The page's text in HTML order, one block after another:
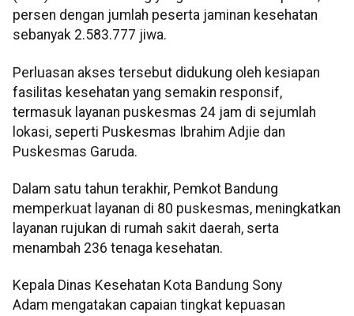
persen dengan jumlah peserta jaminan kesehatan
sebanyak 2.583.777 jiwa.
Perluasan akses tersebut didukung oleh kesiapan
fasilitas kesehatan yang semakin responsif,
termasuk layanan puskesmas 24 jam di sejumlah
lokasi, seperti Puskesmas Ibrahim Adjie dan
Puskesmas Garuda.
Dalam satu tahun terakhir, Pemkot Bandung
memperkuat layanan di 80 puskesmas, meningkatkan
layanan rujukan di rumah sakit daerah, serta
menambah 236 tenaga kesehatan.
Kepala Dinas Kesehatan Kota Bandung Sony
Adam mengatakan capaian tingkat kepuasan